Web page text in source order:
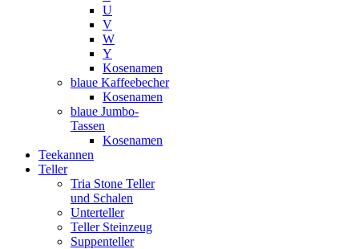
U
V
W
Y
Kosenamen
blaue Kaffeebecher
Kosenamen
blaue Jumbo-
Tassen
Kosenamen
Teekannen
Teller
Tria Stone Teller
und Schalen
Unterteller
Teller Steinzeug
Suppenteller